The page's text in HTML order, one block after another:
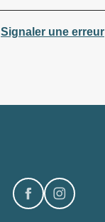
Signaler une erreur